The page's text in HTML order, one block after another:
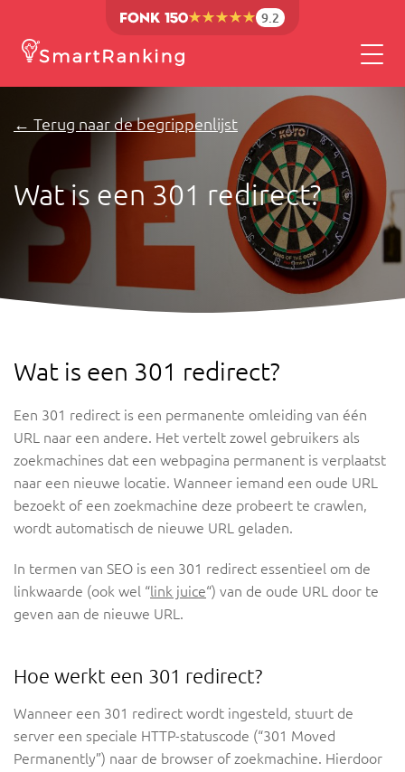
9.2
← Terug naar de begrippenlijst
Wat is een 301 redirect?
Wat is een 301 redirect?
Een 301 redirect is een permanente omleiding van één
URL naar een andere. Het vertelt zowel gebruikers als
zoekmachines dat een webpagina permanent is verplaatst
naar een nieuwe locatie. Wanneer iemand een oude URL
bezoekt of een zoekmachine deze probeert te crawlen,
wordt automatisch de nieuwe URL geladen.
In termen van SEO is een 301 redirect essentieel om de
linkwaarde (ook wel “link juice“) van de oude URL door te
geven aan de nieuwe URL.
Hoe werkt een 301 redirect?
Wanneer een 301 redirect wordt ingesteld, stuurt de
server een speciale HTTP-statuscode (“301 Moved
Permanently”) naar de browser of zoekmachine. Hierdoor